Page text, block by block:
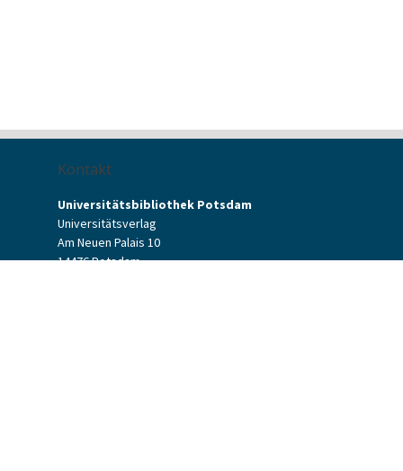
Kontakt
Universitätsbibliothek Potsdam
Universitätsverlag
Am Neuen Palais 10
14476 Potsdam